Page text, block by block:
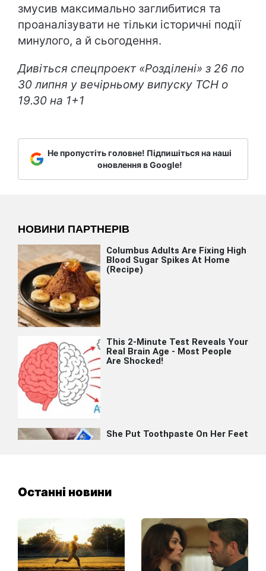
змусив максимально заглибитися та
проаналізувати не тільки історичні події
минулого, а й сьогодення.
Дивіться спецпроект «Розділені» з 26 по
30 липня у вечірньому випуску ТСН о
19.30 на 1+1
Не пропустіть головне! Підпишіться на наші
оновлення в Google!